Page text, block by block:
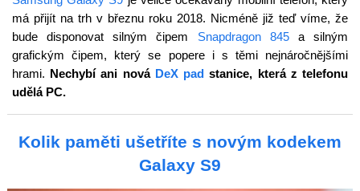
má přijít na trh v březnu roku 2018. Nicméně již teď víme, že
bude disponovat silným čipem Snapdragon 845a silným
grafickým čipem, který se popere i s těmi nejnáročnějšími
hrami. Nechybí ani nová DeX pad stanice, která z telefonu
udělá PC.
Kolik paměti ušetříte s novým kodekem
Galaxy S9